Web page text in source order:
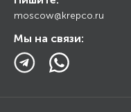
Блог
moscow@krepco.ru
Мы на связи: